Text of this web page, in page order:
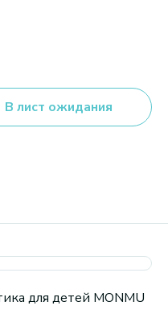
В лист ожидания
для детей MONMU